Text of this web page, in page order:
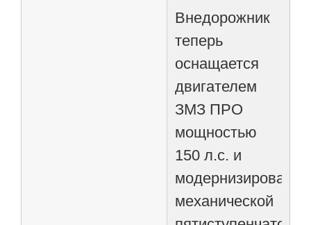
Внедорожник
теперь
оснащается
двигателем
ЗМЗ ПРО
мощностью
150 л.с. и
механической